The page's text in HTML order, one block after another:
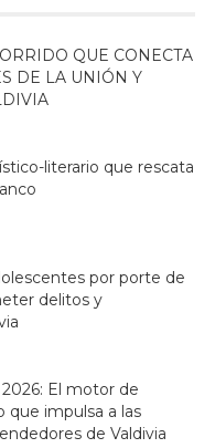
QUE CONECTA
DE LA UNIÓN Y
literario que rescata
por porte de
delitos y
El motor de
que impulsa a las
de Valdivia